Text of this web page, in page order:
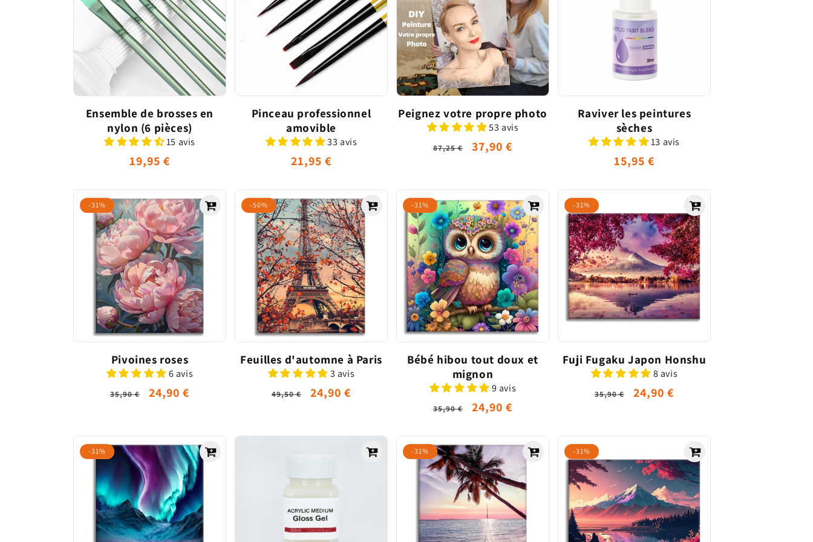
t
i
oEnsemble de brosses en
nylon (6 pièces)
15 avis
Prix
19,95 €
Pinceau professionnel
amovible
33 avis
Prix
21,95 €
Peignez votre propre photo
53 avis
Prix
87,25 €
Prix
37,90 €
Raviver les peintures
sèches
13 avis
Prix
15,95 €
-31%
Pivoines roses
6 avis
Prix
35,90 €
Prix
24,90 €
-50%
Feuilles d'automne à Paris
3 avis
Prix
49,50 €
Prix
24,90 €
-31%
Bébé hibou tout doux et
mignon
9 avis
Prix
35,90 €
Prix
24,90 €
-31%
Fuji Fugaku Japon Honshu
8 avis
Prix
35,90 €
Prix
24,90 €
-31% -31% -31%